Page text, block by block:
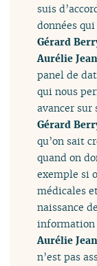
suis
données
Gérard
Aurélie
panel de
qui nous
avancer sur
Gérard
qu’on sait
quand on
exemple si
médicales
naissance
information
Aurélie
n’est pas